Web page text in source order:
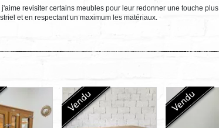
revisiter certains meubles pour leur redonner une touche plus
et en respectant un maximum les matériaux.